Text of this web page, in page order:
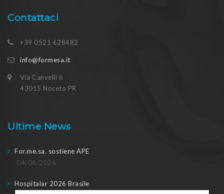
Contattaci
+39 0521 628482
info@formesa.it
Via Canvelli 6
43015 Noceto PR
Ultime News
For.me.sa. sostiene APE
04/08/2026
Hospitalar 2026 Brasile